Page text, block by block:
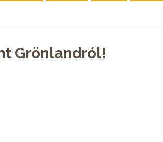
Grönlandról!